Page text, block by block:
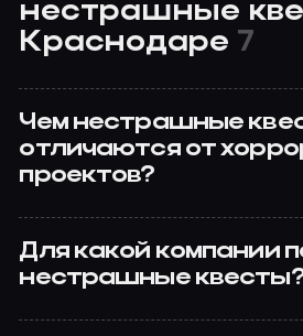
нестрашные
Краснодаре 7
Чем нестрашные
отличаются от
проектов?
Для какой компании
нестрашные